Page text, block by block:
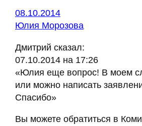
08.10.2014
Юлия Морозова
Дмитрий сказал:
07.10.2014 на 17:26
«Юлия еще вопрос! В моем
или можно написать
Спасибо»
Вы можете обратиться в